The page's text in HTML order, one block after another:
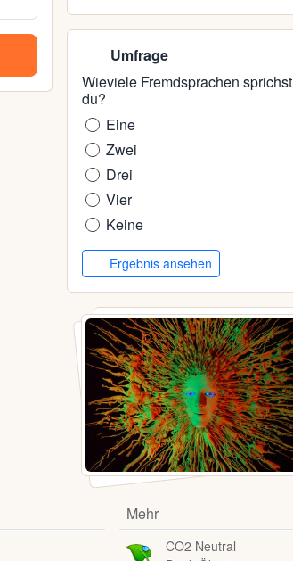
Umfrage
Wieviele Fremdsprachen sprichst
du?
Eine
Zwei
Drei
Vier
Keine
Ergebnis ansehen
Mehr
CO2 Neutral